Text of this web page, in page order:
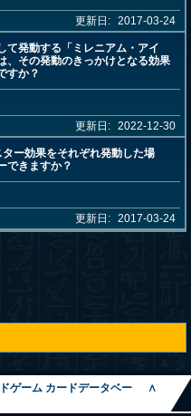
更新日: 2017-03-24
て発動する「ミレニアム・アイ
、その発動のきっかけとなる効果
すか？
更新日: 2022-12-30
ー効果をそれぞれ発動した場
できますか？
更新日: 2017-03-24
ゲーム カードデータベー
∧